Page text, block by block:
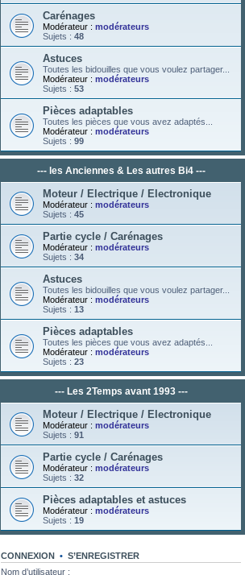
Carénages
Modérateur : modérateurs
Sujets : 48
Astuces
Toutes les bidouilles que vous voulez partager...
Modérateur : modérateurs
Sujets : 53
Pièces adaptables
Toutes les pièces que vous avez adaptés...
Modérateur : modérateurs
Sujets : 99
--- les Anciennes & Les autres Bi4 ---
Moteur / Electrique / Electronique
Modérateur : modérateurs
Sujets : 45
Partie cycle / Carénages
Modérateur : modérateurs
Sujets : 34
Astuces
Toutes les bidouilles que vous voulez partager...
Modérateur : modérateurs
Sujets : 13
Pièces adaptables
Toutes les pièces que vous avez adaptés...
Modérateur : modérateurs
Sujets : 23
--- Les 2Temps avant 1993 ---
Moteur / Electrique / Electronique
Modérateur : modérateurs
Sujets : 91
Partie cycle / Carénages
Modérateur : modérateurs
Sujets : 32
Pièces adaptables et astuces
Modérateur : modérateurs
Sujets : 19
CONNEXION • S’ENREGISTRER
Nom d’utilisateur :